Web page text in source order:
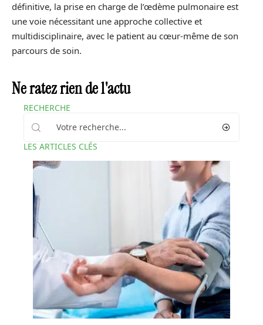
définitive, la prise en charge de l’œdème pulmonaire est
une voie nécessitant une approche collective et
multidisciplinaire, avec le patient au cœur-même de son
parcours de soin.
Ne ratez rien de l'actu
RECHERCHE
LES ARTICLES CLÉS